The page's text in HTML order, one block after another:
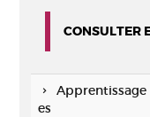
CONSULTER
es